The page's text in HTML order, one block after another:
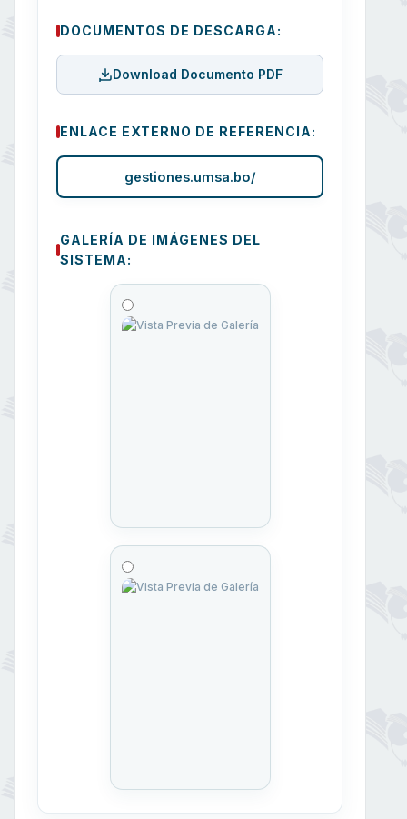
DOCUMENTOS DE DESCARGA:
Download Documento PDF
ENLACE EXTERNO DE REFERENCIA:
gestiones.umsa.bo/
GALERÍA DE IMÁGENES DEL
SISTEMA: